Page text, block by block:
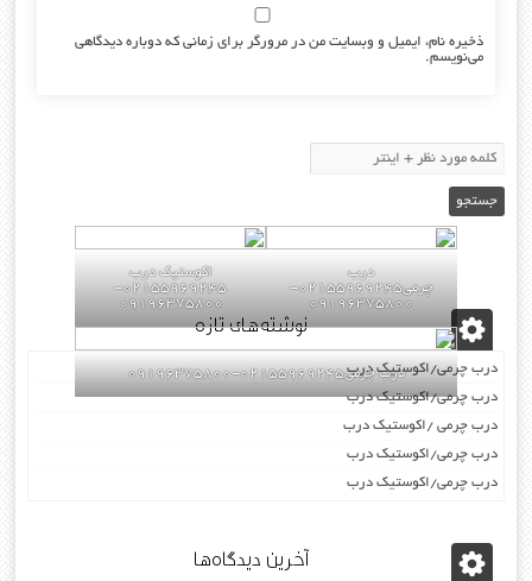
ذخیره نام، ایمیل و وبسایت من در مرورگر برای زمانی که دوباره دیدگاهی
می‌نویسم.
درب
چرمی02155969245-
09196375800
اکوستیک درب
02155969245-
09196375800
درب چرمی02155969245-09196375800
نوشته‌های تازه
درب چرمی/اکوستیک درب
درب چرمی/اکوستیک درب
درب چرمی /اکوستیک درب
درب چرمی/اکوستیک درب
درب چرمی/اکوستیک درب
آخرین دیدگاه‌ها